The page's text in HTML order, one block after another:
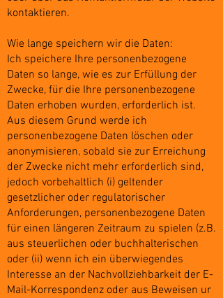
kontaktieren.
Wie lange speichern wir die Daten:
Ich speichere Ihre personenbezogene
Daten so lange, wie es zur Erfüllung der
Zwecke, für die Ihre personenbezogene
Daten erhoben wurden, erforderlich ist.
Aus diesem Grund werde ich
personenbezogene Daten löschen oder
anonymisieren, sobald sie zur Erreichung
der Zwecke nicht mehr erforderlich sind,
jedoch vorbehaltlich (i) geltender
gesetzlicher oder regulatorischer
Anforderungen, personenbezogene Daten
für einen längeren Zeitraum zu spielen (z.B.
aus steuerlichen oder buchhalterischen
oder (ii) wenn ich ein überwiegendes
Interesse an der Nachvollziehbarkeit der E-
Mail-Korrespondenz oder aus Beweisen ur